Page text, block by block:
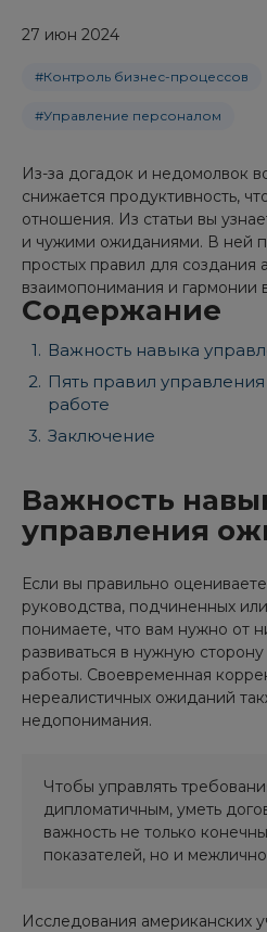
27 июн 2024
#Контроль бизнес-процессов
#Управление персоналом
Из-за догадок и недомолвок
снижается продуктивность,
отношения. Из статьи вы
и чужими ожиданиями. В ней
простых правил для создания
взаимопонимания и гармонии
Содержание
Важность навыка
Пять правил
работе
Заключение
Важность
управления
Если вы правильно
руководства, подчиненных
понимаете, что вам нужно от
развиваться в нужную
работы. Своевременная
нереалистичных ожиданий
недопонимания.
Чтобы управлять
дипломатичным, уметь
важность не только
показателей, но и
Исследования американских